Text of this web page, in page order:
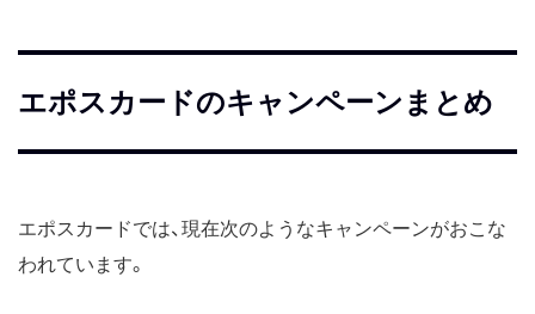
エポスカードのキャンペーンまとめ
エポスカードでは、現在次のようなキャンペーンがおこな
われています。